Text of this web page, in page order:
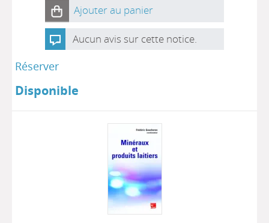
Ajouter au panier
Aucun avis sur cette notice.
Réserver
Disponible